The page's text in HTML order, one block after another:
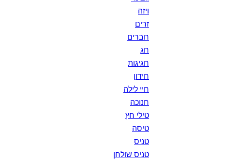
ויזה
זרים
חברים
חג
חגיגות
חידון
חיי לילה
חנוכה
טילי חץ
טיסה
טניס
טניס שולחן